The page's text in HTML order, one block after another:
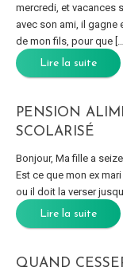
mercredi, et vacances
avec son ami, il gagne
de mon fils, pour que […]
Lire la suite
PENSION
SCOLARISÉ
Bonjour, Ma fille a
Est ce que mon ex
ou il doit la verser
Lire la suite
QUAND